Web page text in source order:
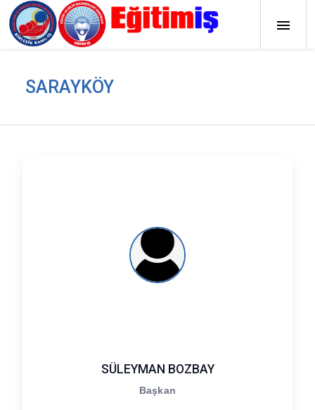
SARAYKÖY
SÜLEYMAN BOZBAY
Başkan